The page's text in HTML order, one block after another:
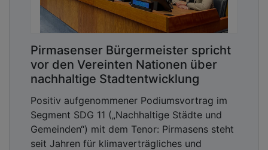
Pirmasenser Bürgermeister spricht
vor den Vereinten Nationen über
nachhaltige Stadtentwicklung
Positiv aufgenommener Podiumsvortrag im
Segment SDG 11 („Nachhaltige Städte und
Gemeinden“) mit dem Tenor: Pirmasens steht
seit Jahren für klimaverträgliches und